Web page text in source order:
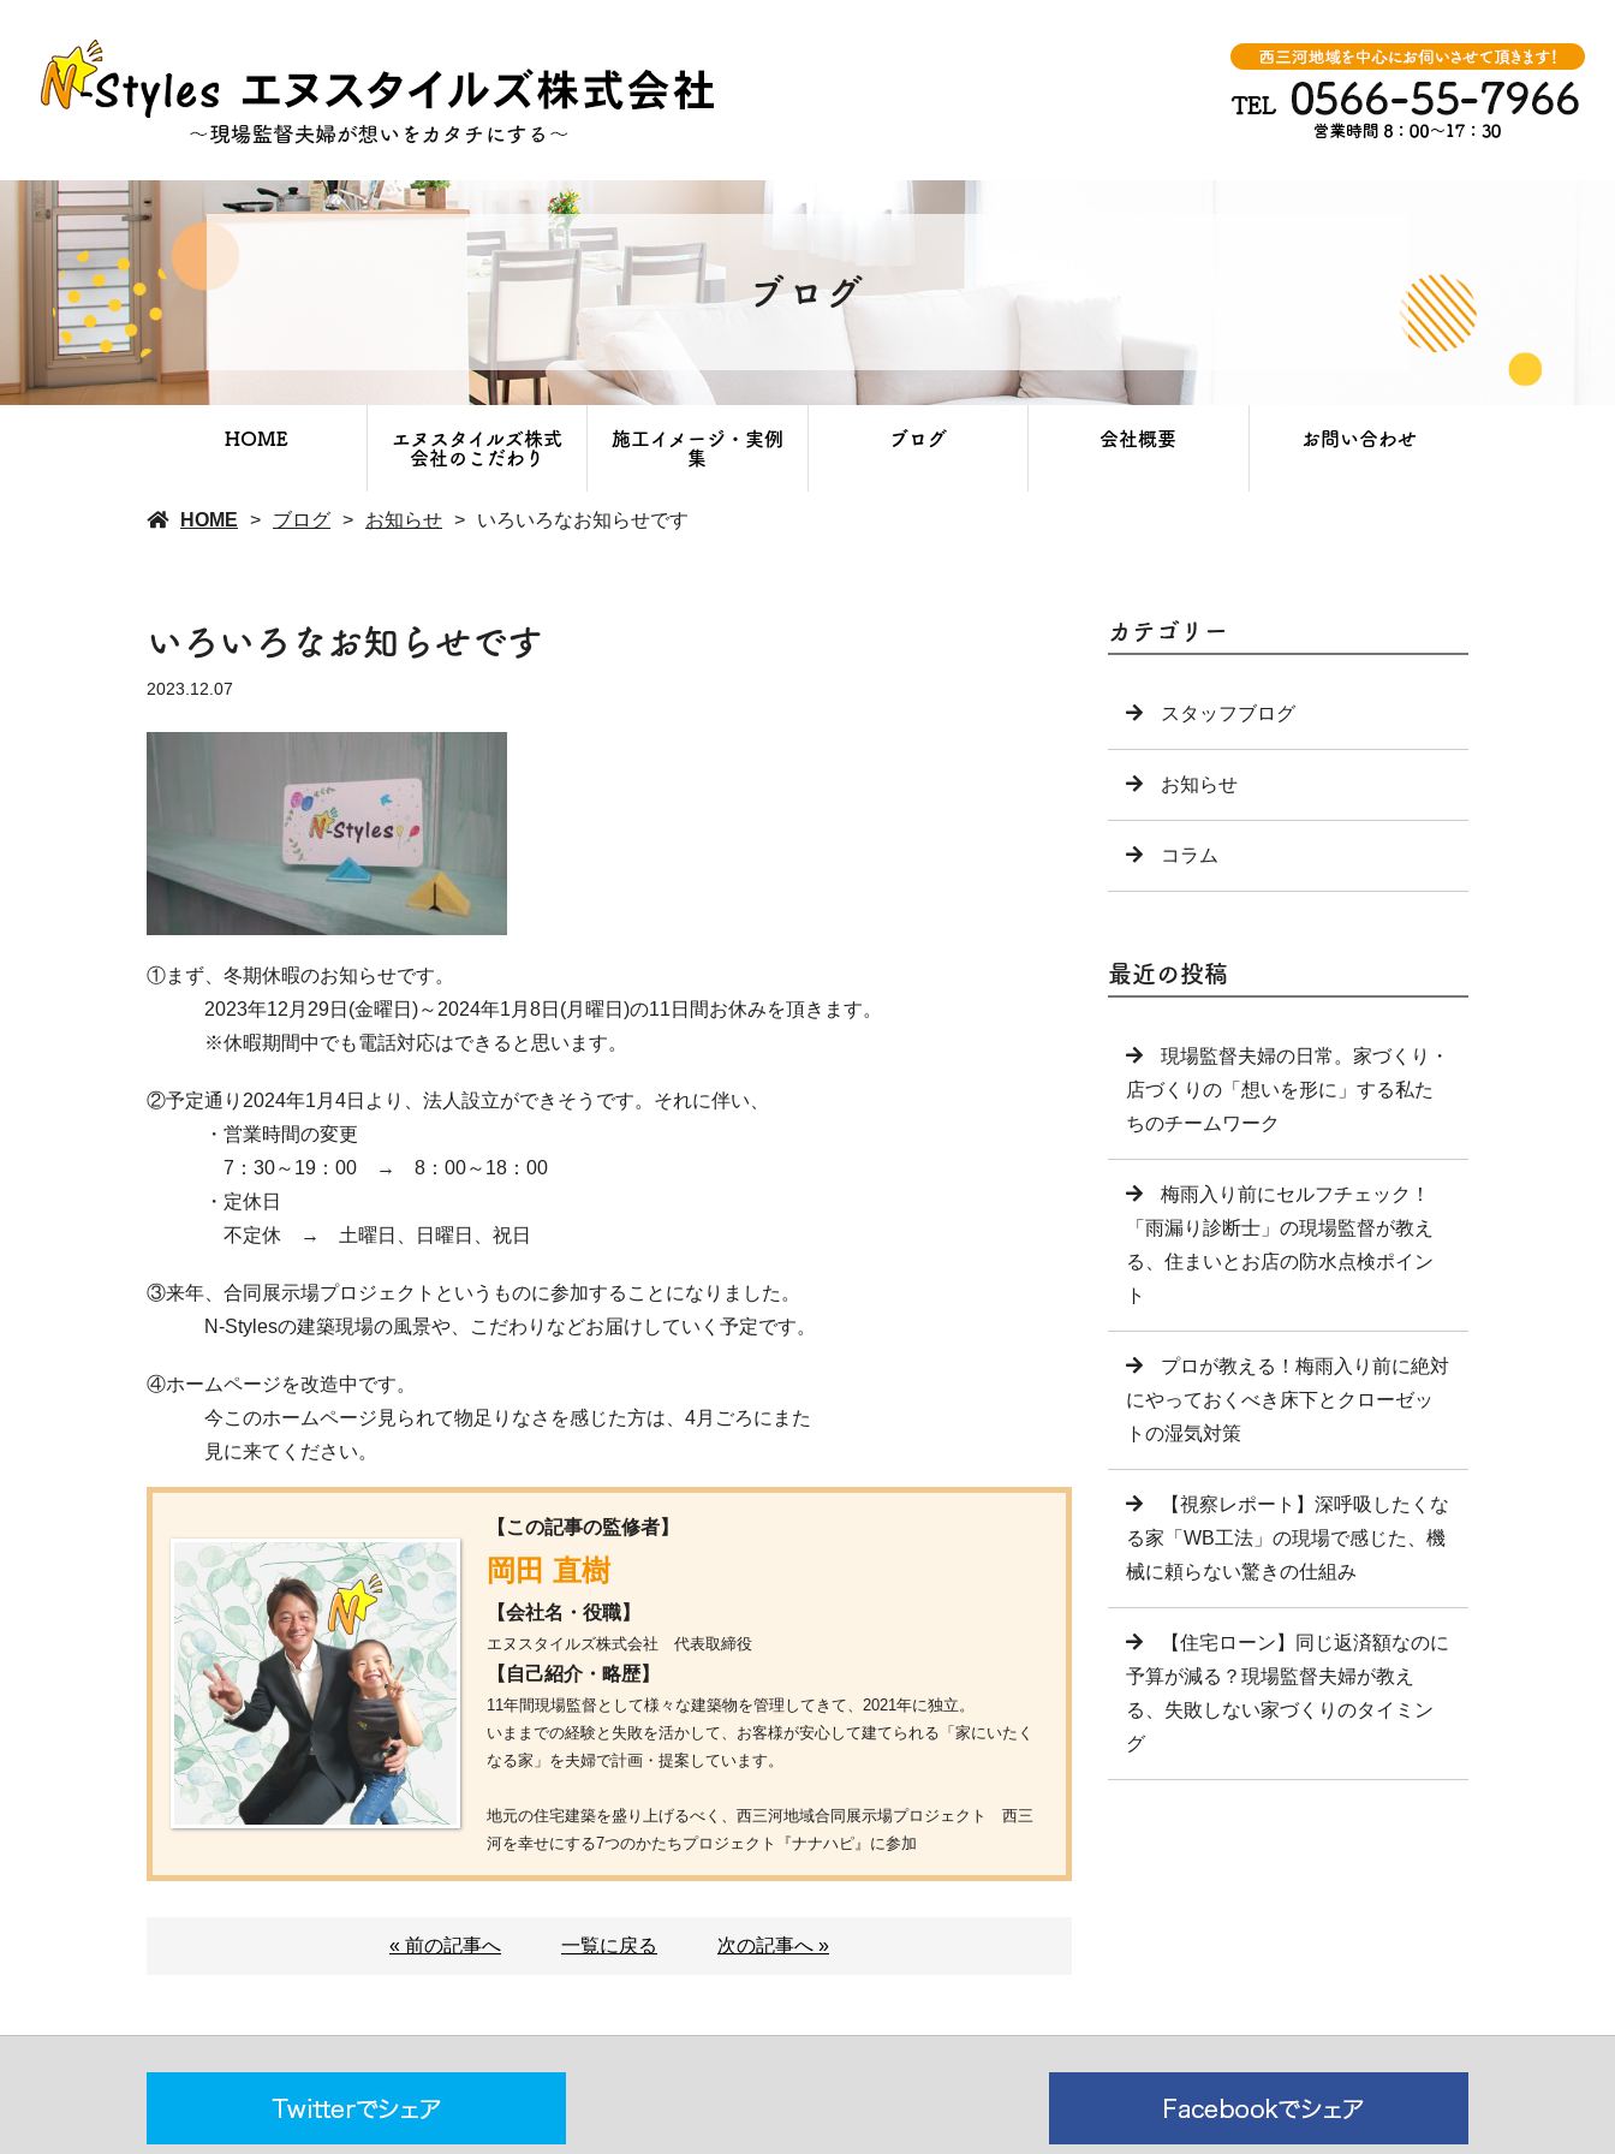
ブログ
HOME
エヌスタイルズ株式
会社のこだわり
施工イメージ・実例
集
ブログ 会社概要 お問い合わせ
HOME ブログ お知らせ いろいろなお知らせです
いろいろなお知らせです
2023.12.07
①まず、冬期休暇のお知らせです。
2023年12月29日(金曜日)～2024年1月8日(月曜日)の11日間お休みを頂きます。
※休暇期間中でも電話対応はできると思います。
②予定通り2024年1月4日より、法人設立ができそうです。それに伴い、
・営業時間の変更
7：30～19：00 → 8：00～18：00
・定休日
不定休 → 土曜日、日曜日、祝日
③来年、合同展示場プロジェクトというものに参加することになりました。
N-Stylesの建築現場の風景や、こだわりなどお届けしていく予定です。
④ホームページを改造中です。
今このホームページ見られて物足りなさを感じた方は、4月ごろにまた
見に来てください。
【この記事の監修者】
岡田 直樹
【会社名・役職】
エヌスタイルズ株式会社 代表取締役
【自己紹介・略歴】
11年間現場監督として様々な建築物を管理してきて、2021年に独立。
いままでの経験と失敗を活かして、お客様が安心して建てられる「家にいたく
なる家」を夫婦で計画・提案しています。
地元の住宅建築を盛り上げるべく、西三河地域合同展示場プロジェクト 西三
河を幸せにする7つのかたちプロジェクト『ナナハピ』に参加
« 前の記事へ 一覧に戻る 次の記事へ »
カテゴリー
スタッフブログ
お知らせ
コラム
最近の投稿
現場監督夫婦の日常。家づくり・
店づくりの「想いを形に」する私た
ちのチームワーク
梅雨入り前にセルフチェック！
「雨漏り診断士」の現場監督が教え
る、住まいとお店の防水点検ポイン
ト
プロが教える！梅雨入り前に絶対
にやっておくべき床下とクローゼッ
トの湿気対策
【視察レポート】深呼吸したくな
る家「WB工法」の現場で感じた、機
械に頼らない驚きの仕組み
【住宅ローン】同じ返済額なのに
予算が減る？現場監督夫婦が教え
る、失敗しない家づくりのタイミン
グ